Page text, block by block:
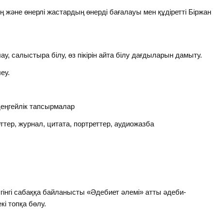
өнерлі жастардың өнерді бағалауы мен құдіретті Біржан
білу, өз пікірін айта білу дағдыларын дамыту.
тапсырмалар
журнал, цитата, портреттер, аудиожазба
сабаққа байланысты «Әдебиет әлемі» атты әдеби-
топқа бөлу.